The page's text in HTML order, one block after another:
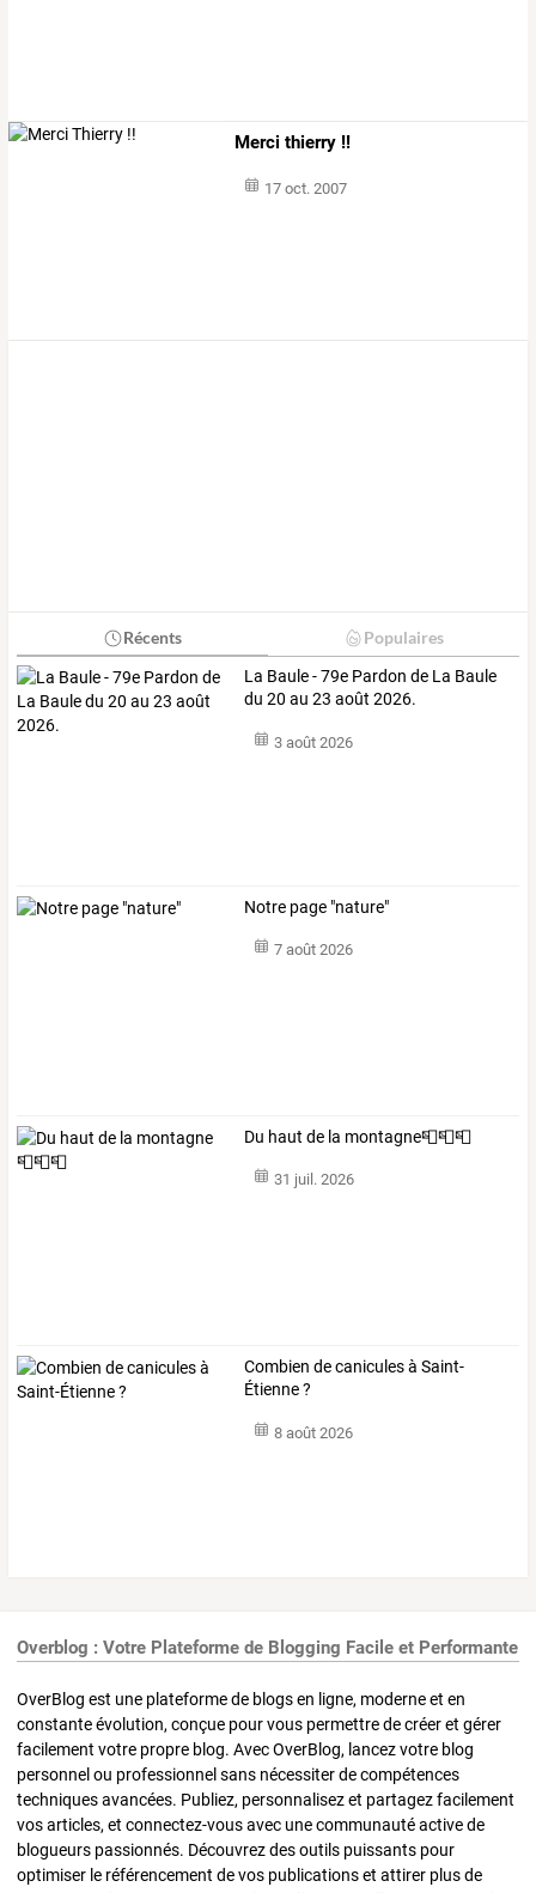
Merci thierry !!
17 oct. 2007
Récents Populaires
La Baule - 79e Pardon de La Baule
du 20 au 23 août 2026.
3 août 2026
Notre page "nature"
7 août 2026
Du haut de la montagne📮📮📮
31 juil. 2026
Combien de canicules à Saint-
Étienne ?
8 août 2026
Overblog : Votre Plateforme de Blogging Facile et Performante
OverBlog est une plateforme de blogs en ligne, moderne et en
constante évolution, conçue pour vous permettre de créer et gérer
facilement votre propre blog. Avec OverBlog, lancez votre blog
personnel ou professionnel sans nécessiter de compétences
techniques avancées. Publiez, personnalisez et partagez facilement
vos articles, et connectez-vous avec une communauté active de
blogueurs passionnés. Découvrez des outils puissants pour
optimiser le référencement de vos publications et attirer plus de